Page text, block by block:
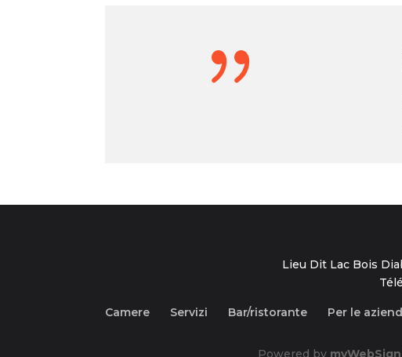
{
Lieu Dit Lac Bois
Camere Servizi Bar/ristorante Per le
Powered by myWebSign